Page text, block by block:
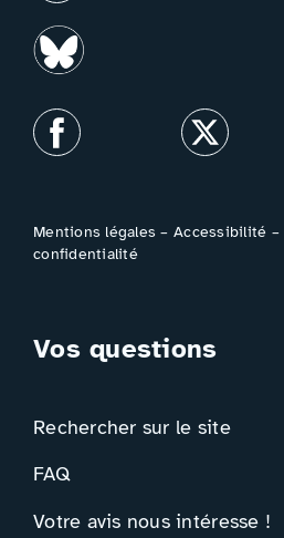
Mentions légales –Accessibilité –
confidentialité
Vos questions
Rechercher sur le site
FAQ
Votre avis nous intéresse !